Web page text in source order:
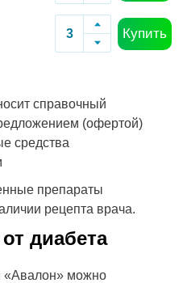
Купить
справочный
(офертой)
средства
препараты
рецепта врача.
диабета
«Авалон» можно